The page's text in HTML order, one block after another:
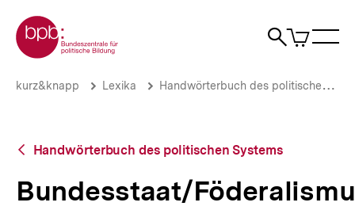
zum
Seiteninhalt
springen
Zur Startseite der bpb
Suche
Artikel
im
Bundesstaat/Föderalismus
Brotkrümelnavigation
Pfadnavigation
kurz&knapp Lexika Handwörterbuch des politischen Systems
Zurück
Übersicht
Handwörterbuch des politischen Systems
Bundesstaat/